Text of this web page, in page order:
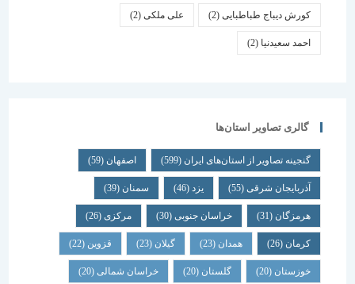
کورش دیباج طباطبایی(2) علی ملکی(2)
احمد سعیدنیا (2)
گالری تصاویر استان‌ها
گنجینه تصاویر از استان‌های ایران(599) اصفهان (59)
آذربایجان شرقی(55) یزد سمنان (39)
هرمزگان(31) خراسان جنوبی(30) مرکزی (26)
همدان گیلان قزوین
خوزستان(20) گلستان (20) خراسان شمالی(20)